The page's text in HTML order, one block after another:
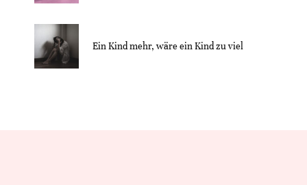
Ein Kind mehr, wäre ein Kind zu viel